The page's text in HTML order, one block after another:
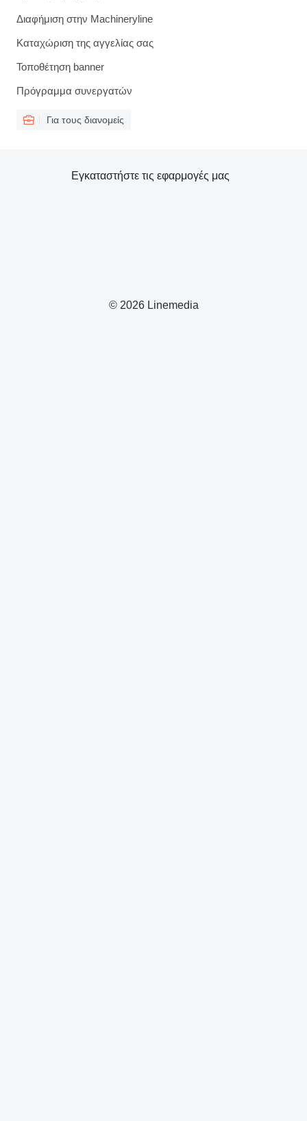
Διαφήμιση στην Machineryline
Καταχώριση της αγγελίας σας
Τοποθέτηση banner
Πρόγραμμα συνεργατών
Για τους διανομείς
© 2026 Linemedia
Εγκαταστήστε τις εφαρμογές μας